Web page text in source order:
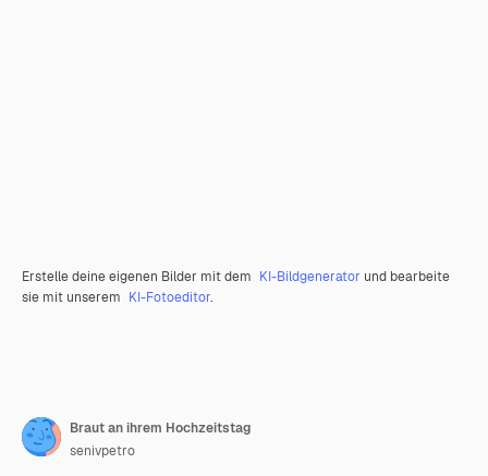
Erstelle deine eigenen Bilder mit dem KI-Bildgenerator und bearbeite
sie mit unserem KI-Fotoeditor.
Braut an ihrem Hochzeitstag
senivpetro